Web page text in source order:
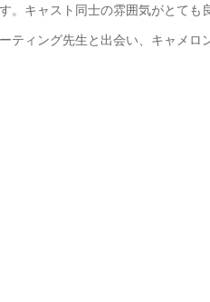
。キャスト同士の雰囲気がとて
ティング先生と出会い、キャメロ